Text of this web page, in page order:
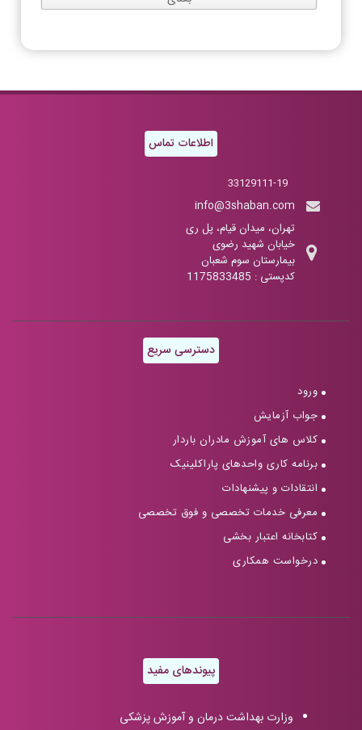
اطلاعات تماس
33129111-19
info@3shaban.com
تهران، میدان قیام، پل ری
خیابان شهید رضوی
بیمارستان سوم شعبان
کدپستی : 1175833485
دسترسی سریع
ورود
جواب آزمایش
کلاس های آموزش مادران باردار
برنامه کاری واحدهای پاراکلینیک
انتقادات و پیشنهادات
معرفی خدمات تخصصی و فوق تخصصی
کتابخانه اعتبار بخشی
درخواست همکاری
پیوندهای مفید
وزارت بهداشت درمان و آموزش پزشکی